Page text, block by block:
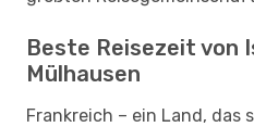
Beste Reisezeit von
Mülhausen
Frankreich – ein Land, das